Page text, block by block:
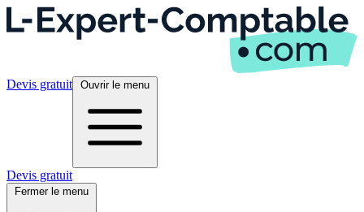
Devis gratuit Ouvrir le menu
Devis gratuit
Fermer le menu